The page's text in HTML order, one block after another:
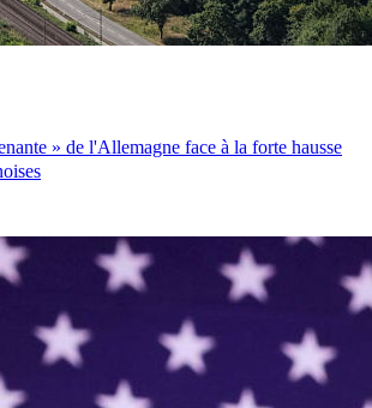
» de l'Allemagne face à la forte hausse